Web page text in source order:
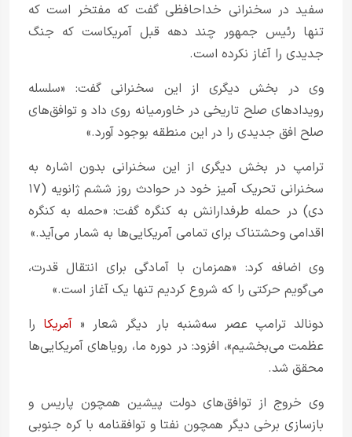
سفید در سخنرانی خداحافظی گفت که مفتخر است که
تنها رئیس جمهور چند دهه قبل آمریکاست که جنگ
جدیدی را آغاز نکرده است.
وی در بخش دیگری از این سخنرانی گفت: «سلسله
رویدادهای صلح تاریخی در خاورمیانه روی داد و توافق‌های
صلح افق جدیدی را در این منطقه بوجود آورد.»
ترامپ در بخش دیگری از این سخنرانی بدون اشاره به
سخنرانی تحریک آمیز خود در حوادث روز ششم ژانویه (۱۷
دی) در حمله طرفدارانش به کنگره گفت: «حمله به کنگره
اقدامی وحشتناک برای تمامی آمریکایی‌ها به شمار می‌آید.»
وی اضافه کرد: «همزمان با آمادگی برای انتقال قدرت،
می‌گویم حرکتی را که شروع کردیم تنها یک آغاز است.»
دونالد ترامپ عصر سه‌شنبه بار دیگر شعار « آمریکا را
عظمت می‌بخشیم»، افزود: در دوره ما، رویاهای آمریکایی‌ها
محقق شد.
وی خروج از توافق‌های دولت پیشین همچون پاریس و
بازسازی برخی دیگر همچون نفتا و توافقنامه با کره جنوبی